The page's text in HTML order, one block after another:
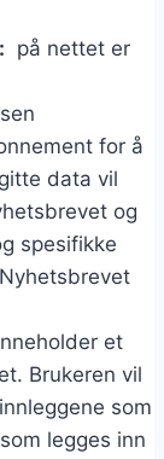
på nettet er
for å
data vil
og
spesifikke
et
Brukeren vil
som
legges inn